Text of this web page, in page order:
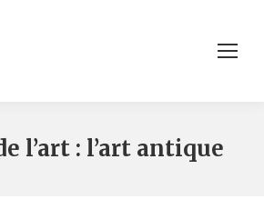
l’art : l’art antique